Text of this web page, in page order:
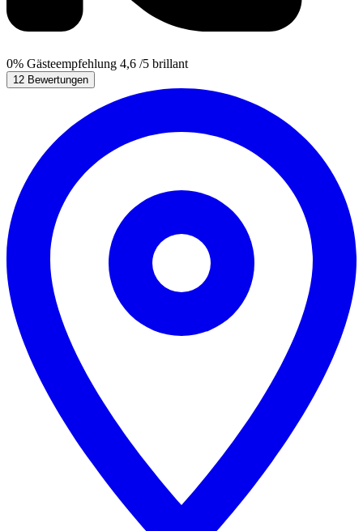
0% Gästeempfehlung 4,6 /5 brillant
12 Bewertungen